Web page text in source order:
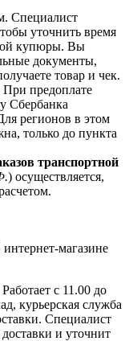
Специалист
уточнить время
купюры. Вы
документы,
товар и чек.
При предоплате
Сбербанка
регионов в этом
только до пункта
транспортной
) осуществляется,
магазине
Работает с 11.00 до
курьерская служба
Специалист
и уточнит